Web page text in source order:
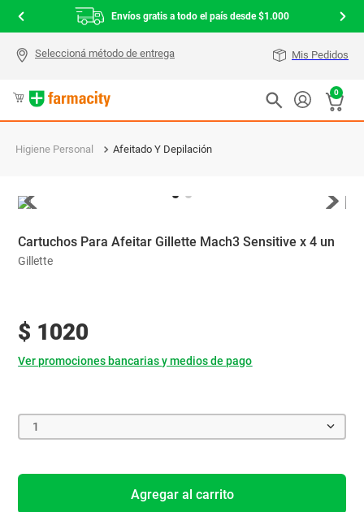
Envíos gratis a todo el país desde $1.000
Mis Pedidos
0
Higiene Personal Afeitado Y Depilación
Cartuchos Para Afeitar Gillette Mach3 Sensitive x 4 un
Gillette
$ 1020
Ver promociones bancarias y medios de pago
1
Agregar al carrito